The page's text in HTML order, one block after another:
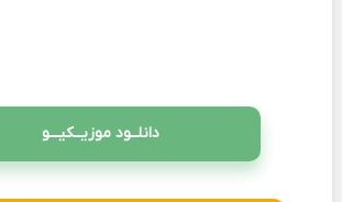
دانلــود موزیــکیـــو